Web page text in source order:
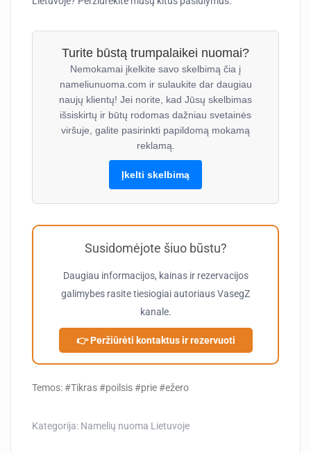
Turite būstą trumpalaikei nuomai?
Nemokamai įkelkite savo skelbimą čia į
nameliunuoma.com ir sulaukite dar daugiau
naujų klientų! Jei norite, kad Jūsų skelbimas
išsiskirtų ir būtų rodomas dažniau svetainės
viršuje, galite pasirinkti papildomą mokamą
reklamą.
Įkelti skelbimą
Susidomėjote šiuo būstu?
Daugiau informacijos, kainas ir rezervacijos
galimybes rasite tiesiogiai autoriausVasegZ
kanale.
👉 Peržiūrėti kontaktus ir rezervuoti
Temos: #Tikras #poilsis #prie #ežero
Kategorija: Namelių nuoma Lietuvoje